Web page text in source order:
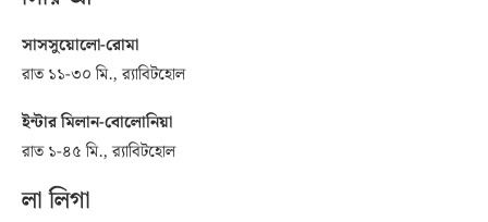
সাসসুয়োলো-রোমা
রাত ১১-৩০ মি., র‌্যাবিটহোল
ইন্টার মিলান-বোলোনিয়া
রাত ১-৪৫ মি., র‌্যাবিটহোল
লা লিগা